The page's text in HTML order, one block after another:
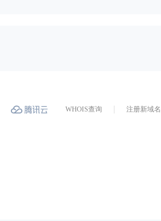
WHOIS查询 注册新域名